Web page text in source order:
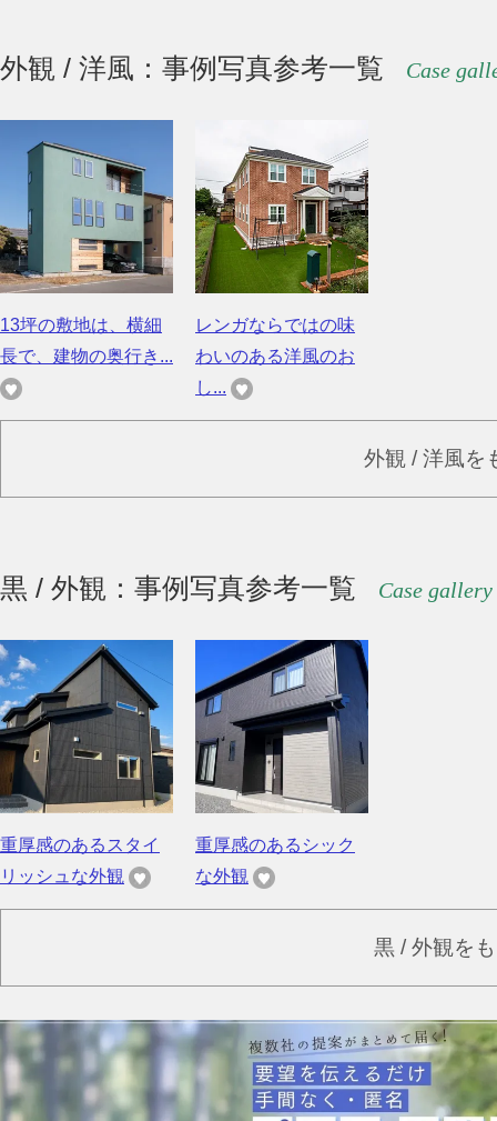
外観 / 洋風：事例写真参考一覧 Case
13坪の敷地は、横細
長で、建物の奥行き...
レンガならではの味
わいのある洋風のお
し...
外観 / 洋風を
黒 / 外観：事例写真参考一覧 Case gallery
重厚感のあるスタイ
リッシュな外観
重厚感のあるシック
な外観
黒 / 外観を